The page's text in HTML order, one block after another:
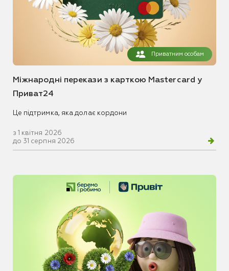
Приватним особам
Міжнародні перекази з карткою Mastercard у
Приват24
Це підтримка, яка долає кордони
з 1 квітня 2026
до 31 серпня 2026